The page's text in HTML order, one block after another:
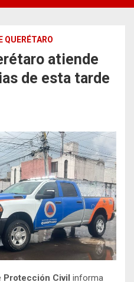
QUERÉTARO
atiende
de esta tarde
Protección Civil informa